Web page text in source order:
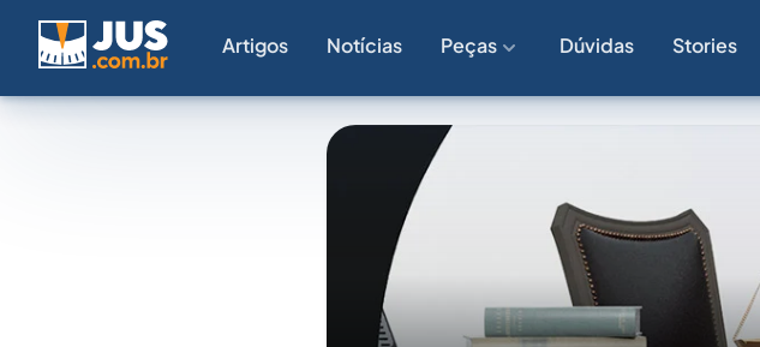
Artigos Notícias Peças Dúvidas Stories